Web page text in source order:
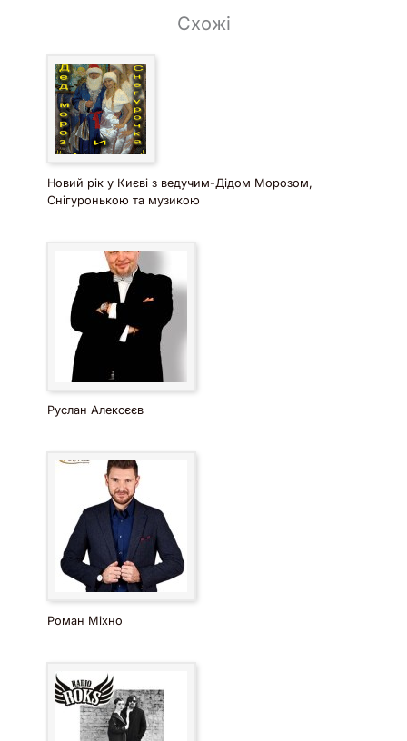
Схожі
Новий рік у Києві з ведучим-Дідом Морозом,
Снігуронькою та музикою
Руслан Алексєєв
Роман Міхно